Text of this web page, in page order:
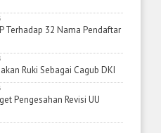
Kebakaran Menimpa
Serpong Plaza
Terhadap 32 Nama Pendaftar
Ruki Sebagai Cagub DKI
Pengesahan Revisi UU